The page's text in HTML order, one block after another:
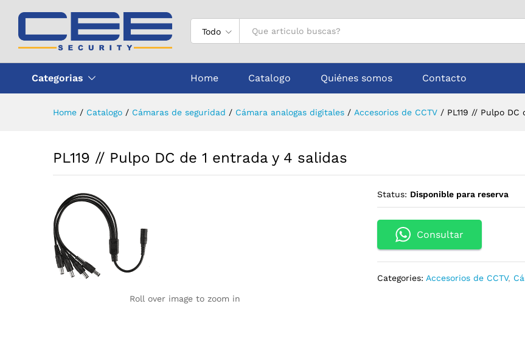
Todo
Categorias Home Catalogo Quiénes somos Contacto
Home / Catalogo / Cámaras de seguridad / Cámara analogas digitales / Accesorios de CCTV / PL119 // Pulpo
PL119 // Pulpo DC de 1 entrada y 4 salidas
Roll over image to zoom in
Status: Disponible para reserva
Consultar
Categories: Accesorios de CCTV,
PL119 // Pulpo DC de 1 entrada y 4 salidas